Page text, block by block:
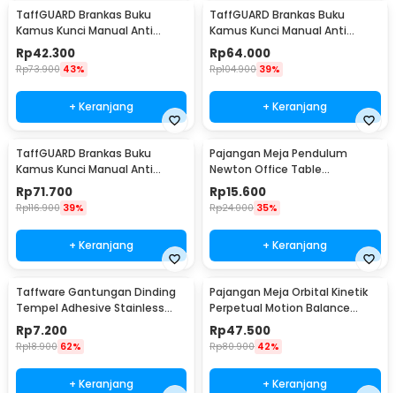
TaffGUARD Brankas Buku
Kamus Kunci Manual Anti
Maling Hidden Safe Box Kecil -
KB-10L
Rp42.300
Rp73.900 43%
+ Keranjang
TaffGUARD Brankas Buku
Kamus Kunci Manual Anti
Maling Hidden Safe Box Sedang
- KB-10L
Rp64.000
Rp104.900 39%
+ Keranjang
TaffGUARD Brankas Buku
Kamus Kunci Manual Anti
Maling Hidden Safe Box Besar -
KB-10L
Rp71.700
Rp116.900 39%
+ Keranjang
Pajangan Meja Pendulum
Newton Office Table
Decoration 5 Ball S - H50S
Rp15.600
Rp24.000 35%
+ Keranjang
Taffware Gantungan Dinding
Tempel Adhesive Stainless
Steel 6 PCS - ST40
Rp7.200
Rp18.900 62%
+ Keranjang
Pajangan Meja Orbital Kinetik
Perpetual Motion Balance
Physics - NR31TX
Rp47.500
Rp80.900 42%
+ Keranjang